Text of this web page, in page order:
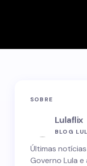
SOBRE
Lulaflix
BLOG
Últimas
Governo Lula e